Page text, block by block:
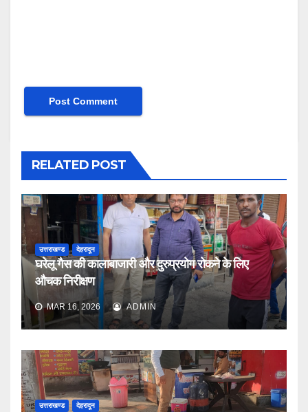
RELATED POST
उत्तराखण्ड देहरादून
घरेलू गैस की कालाबाजारी और दुरुप्रयोग रोकने के लिए
औचक निरीक्षण
MAR 16, 2026 ADMIN
उत्तराखण्ड देहरादून